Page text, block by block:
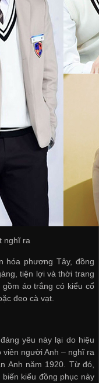
nghĩ ra
hóa phương Tây, đồng
tiện lợi và thời trang
áo trắng có kiểu cổ
đeo cà vạt.
yêu này lại do hiệu
người Anh – nghĩ ra
Anh năm 1920. Từ đó,
kiểu đồng phục này